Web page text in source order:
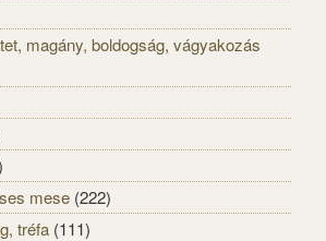
magány, boldogság, vágyakozás
mese (222)
tréfa (111)